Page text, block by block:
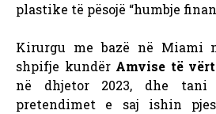
plastike të pësojë “humbje
Kirurgu me bazë në Miami
shpifje kundër Amvise të
në dhjetor 2023, dhe tani
pretendimet e saj ishin